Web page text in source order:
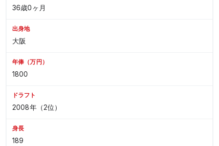
36歳0ヶ月
出身地
大阪
年俸（万円）
1800
ドラフト
2008年（2位）
身長
189